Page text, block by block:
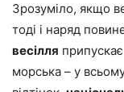
Зрозуміло, якщо
тоді і наряд
весілля
морська – у